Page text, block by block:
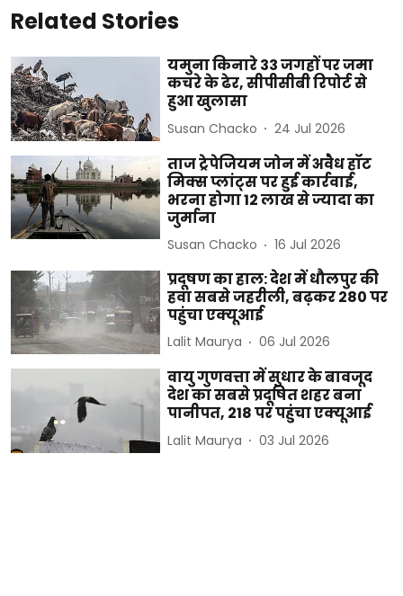
Related Stories
यमुना किनारे 33 जगहों पर जमा
कचरे के ढेर, सीपीसीबी रिपोर्ट से
हुआ खुलासा
Susan Chacko 24 Jul 2026
ताज ट्रेपेजियम जोन में अवैध हॉट
मिक्स प्लांट्स पर हुई कार्रवाई,
भरना होगा 12 लाख से ज्यादा का
जुर्माना
Susan Chacko 16 Jul 2026
प्रदूषण का हाल: देश में धौलपुर की
हवा सबसे जहरीली, बढ़कर 280 पर
पहुंचा एक्यूआई
Lalit Maurya 06 Jul 2026
वायु गुणवत्ता में सुधार के बावजूद
देश का सबसे प्रदूषित शहर बना
पानीपत, 218 पर पहुंचा एक्यूआई
Lalit Maurya 03 Jul 2026